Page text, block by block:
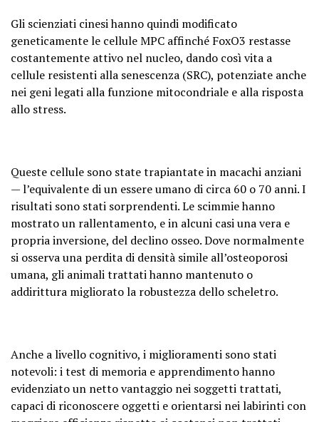
Gli scienziati cinesi hanno quindi modificato
geneticamente le cellule MPC affinché FoxO3 restasse
costantemente attivo nel nucleo, dando così vita a
cellule resistenti alla senescenza (SRC), potenziate anche
nei geni legati alla funzione mitocondriale e alla risposta
allo stress.
Queste cellule sono state trapiantate in macachi anziani
— l’equivalente di un essere umano di circa 60 o 70 anni. I
risultati sono stati sorprendenti. Le scimmie hanno
mostrato un rallentamento, e in alcuni casi una vera e
propria inversione, del declino osseo. Dove normalmente
si osserva una perdita di densità simile all’osteoporosi
umana, gli animali trattati hanno mantenuto o
addirittura migliorato la robustezza dello scheletro.
Anche a livello cognitivo, i miglioramenti sono stati
notevoli: i test di memoria e apprendimento hanno
evidenziato un netto vantaggio nei soggetti trattati,
capaci di riconoscere oggetti e orientarsi nei labirinti con